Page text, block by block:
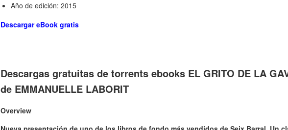
Año de edición: 2015
Descargar eBook gratis
Descargas gratuitas de torrents ebooks EL GRITO DE LA
de EMMANUELLE LABORIT
Overview